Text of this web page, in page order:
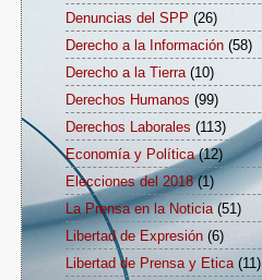
Denuncias del SPP (26)
Derecho a la Información (58)
Derecho a la Tierra (10)
Derechos Humanos (99)
Derechos Laborales (113)
Economía y Política (12)
Elecciones del 2018 (1)
La Prensa en la Noticia (51)
Libertad de Expresión (6)
Libertad de Prensa y Etica (11)